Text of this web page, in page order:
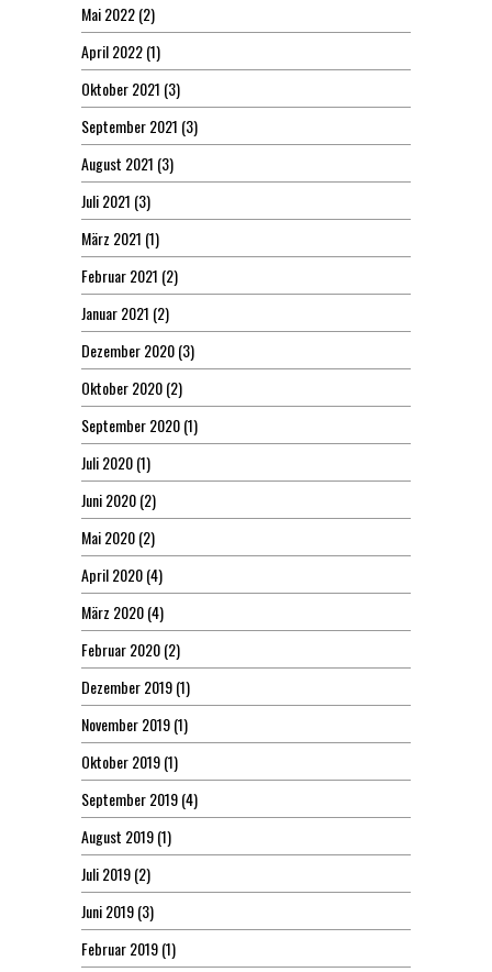
Mai 2022(2)
April 2022(1)
Oktober 2021 (3)
September 2021 (3)
August 2021 (3)
Juli 2021 (3)
März 2021 (1)
Februar 2021 (2)
Januar 2021 (2)
Dezember 2020(3)
Oktober 2020(2)
September 2020(1)
Juli 2020(1)
Juni 2020(2)
Mai 2020(2)
April 2020(4)
März 2020(4)
Februar 2020(2)
Dezember 2019(1)
November 2019(1)
Oktober 2019(1)
September 2019(4)
August 2019(1)
Juli 2019(2)
Juni 2019(3)
Februar 2019(1)